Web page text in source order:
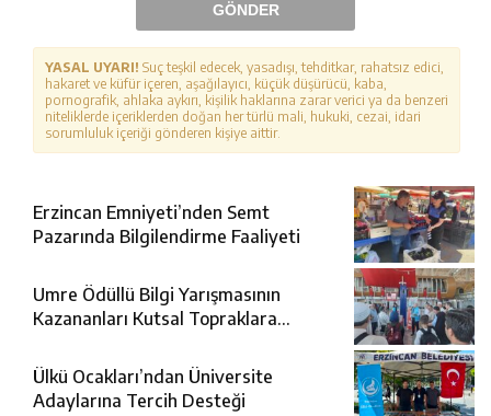
GÖNDER
YASAL UYARI! Suç teşkil edecek, yasadışı, tehditkar, rahatsız edici,
hakaret ve küfür içeren, aşağılayıcı, küçük düşürücü, kaba,
pornografik, ahlaka aykırı, kişilik haklarına zarar verici ya da benzeri
niteliklerde içeriklerden doğan her türlü mali, hukuki, cezai, idari
sorumluluk içeriği gönderen kişiye aittir.
Erzincan Emniyeti’nden Semt
Pazarında Bilgilendirme Faaliyeti
Umre Ödüllü Bilgi Yarışmasının
Kazananları Kutsal Topraklara
Ülkü Ocakları’ndan Üniversite
Adaylarına Tercih Desteği